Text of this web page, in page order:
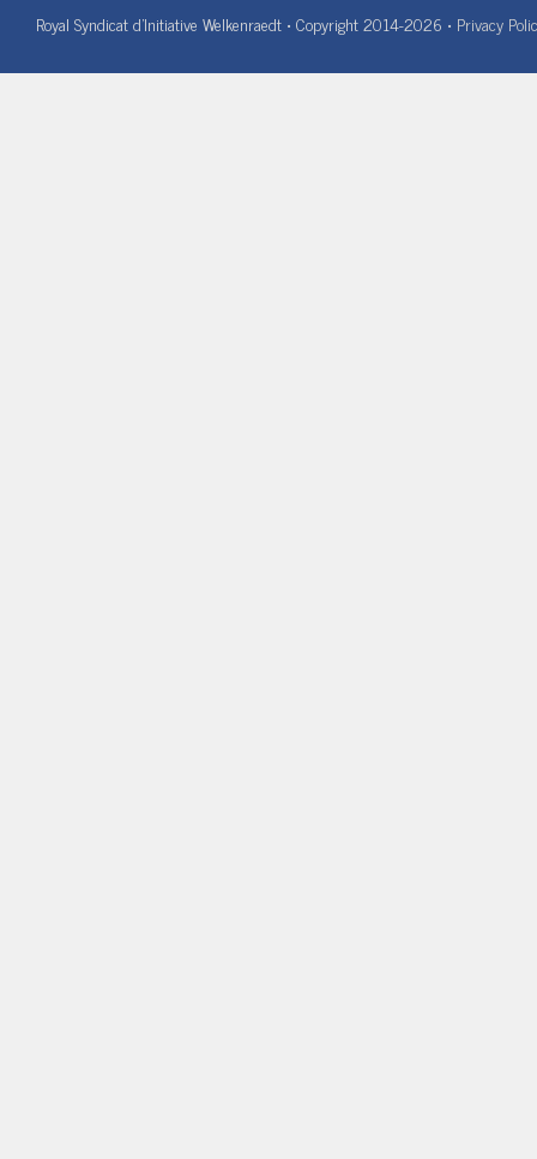
Royal Syndicat d'Initiative Welkenraedt • Copyright 2014-2026 • Privacy